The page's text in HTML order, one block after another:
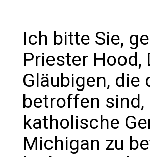
Ich bitte Sie,
Priester Hood,
Gläubigen,
betroffen
katholische
Michigan zu